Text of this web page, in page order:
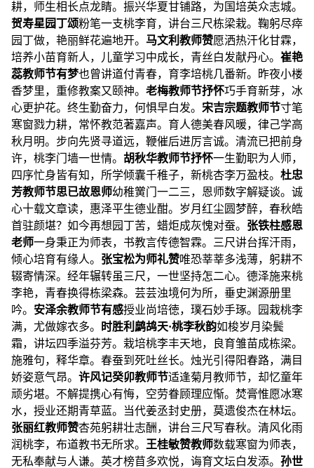
耕，师生相长点龙睛。振兴华夏甘铺路，为国培英众志城。
贺寿星 园丁颂粉笔一支桃李育，讲台三尺栋梁栽。鞠躬尽瘁
园丁做，艳丽鲜花遍地开。 马文利 教师赞愿洒热汗化甘霖，
培养小苗育新人，儿童学习中成长，青丝白发献丹心。 崔艳
蕊教师节有梦也曾讲道付青春，育李培桃几番新。昨夜小楼
香梦里，重修教案又颐神。 老梅教师节抒怀巧手育新芽，冰
心更护花。终生勤奋力，何惧早白发。 宋吉宗题教师节寸笔
寒窗戮力耕，常怀教范著嘉声。育人德美春风暖，律己学高
秋月明。步向先贤寻道远，鞭催后进厉言诚。清流已把前身
许，桃李门墙一世情。 胡秋华教师节抒怀一生勤职为人师，
四序忙身皆有知，所学倾囊千稚子，新桃杏李万盈枝。 杜忠
芳教师节思已故恩师幼稚黉门一二三，恩师数字解疑谈。诚
心十载文章读，惠泽平生德业酣。岁月红尘圆梦醉，春秋皓
首驻颜堪？如今再想园丁苦，蜡炬成灰愧对蚕。 张铁柱感恩
老师一身秉正为师表，书教言传德智霖。三尺讲台挥汗雨，
倾心培育有缘人。 张宝松为师礼赞唯恐莘莘多浅薄，躬耕不
辍寄情深。经年辗转虽三尺，一世坚持怎二心。德泽施来桃
李艳，青春换得栋梁森。芸芸浊境何为所，垂史渊源册里
吟。 安泽余教师节有感授业尚培徳，璞石妙手琢。园栽桃李
满，尤做嫁衣多。
时胜利 鹧鸪天·桃李秋韵如梭岁月染鬓
霜，讲坛四季溢芬芳。栽培桃李丰天地，良育雏苗成栋梁。
施雅句，释华章。春蚕到死吐丝长。烛光引得阳春路，满目
娇姿意气昂。 许风记癸卯教师节适逢菊月教师节，却忆童年
顽劣堪。不解提携心有悔，空劳眷顾理应惭。焚膏惟愿冰寒
水，授业还期青草蓝。当代姜丞封史册，莫遗俊杰在林坛。
张丽红教师赞杏苑躬耕壮志酬，讲台三尺写春秋。清风化雨
润桃李，布道教书无所求。
王桂敏赞教师数载寒窗为师表，
无私奉献与人谦。英才榜苜多欢悦，诲育文坛白发添。 孙世